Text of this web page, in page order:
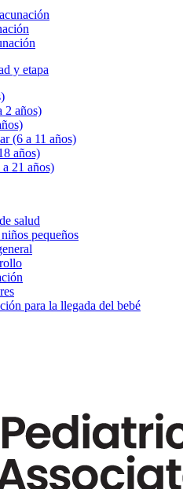
y etapa
2 años)
(6 a 11 años)
años)
21 años)
salud
pequeños
para la llegada del bebé